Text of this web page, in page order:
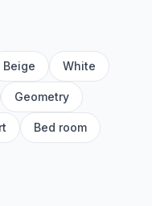
Beige White
Geometry
Bed room